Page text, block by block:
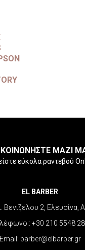
ΜΑΖΙ
εύκολα ραντεβού
EL BARBER
Βενιζέλου 2, Ελευσίνα,
+30 210 5548
Email: barber@elbarber.gr